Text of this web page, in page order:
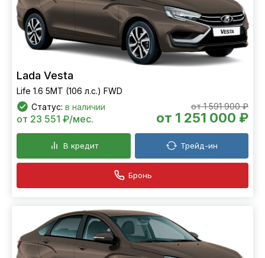
Lada Vesta
Life 1.6 5MT (106 л.с.) FWD
Статус: в наличии от 1 591 900 ₽
от 1 251 000 ₽
от 23 551 ₽/мес.
В кредит Трейд-ин
Бронь